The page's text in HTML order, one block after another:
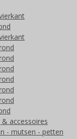
accessoires
- mutsen - petten